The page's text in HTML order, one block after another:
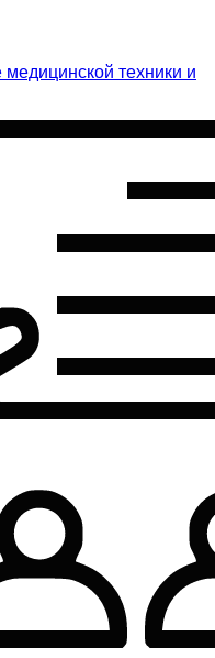
техники и